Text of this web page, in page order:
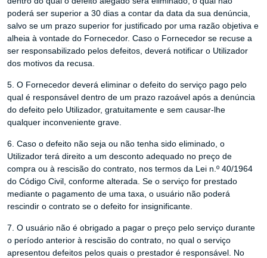
poderá ser superior a 30 dias a contar da data da sua denúncia,
salvo se um prazo superior for justificado por uma razão objetiva e
alheia à vontade do Fornecedor. Caso o Fornecedor se recuse a
ser responsabilizado pelos defeitos, deverá notificar o Utilizador
dos motivos da recusa.
5. O Fornecedor deverá eliminar o defeito do serviço pago pelo
qual é responsável dentro de um prazo razoável após a denúncia
do defeito pelo Utilizador, gratuitamente e sem causar-lhe
qualquer inconveniente grave.
6. Caso o defeito não seja ou não tenha sido eliminado, o
Utilizador terá direito a um desconto adequado no preço de
compra ou à rescisão do contrato, nos termos da Lei n.º 40/1964
do Código Civil, conforme alterada. Se o serviço for prestado
mediante o pagamento de uma taxa, o usuário não poderá
rescindir o contrato se o defeito for insignificante.
7. O usuário não é obrigado a pagar o preço pelo serviço durante
o período anterior à rescisão do contrato, no qual o serviço
apresentou defeitos pelos quais o prestador é responsável. No